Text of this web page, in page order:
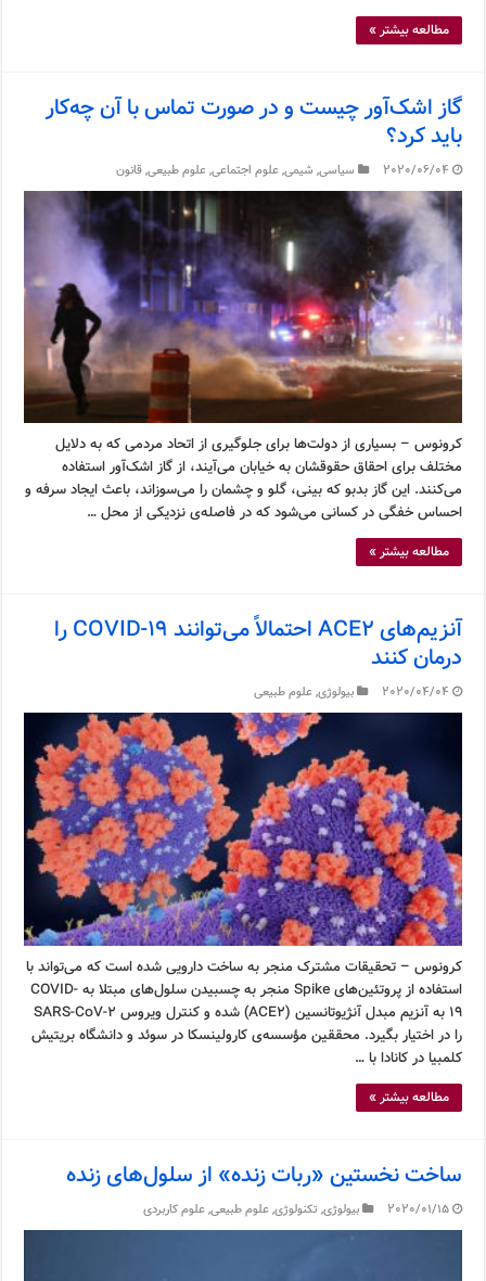
مطالعه بیشتر »
گاز اشک‌آور چیست و در صورت تماس با آن چه‌کار
باید کرد؟
2020/06/04 سیاسی, شیمی,علوم اجتماعی,علوم طبیعی,قانون
کرونوس – بسیاری از دولت‌ها برای جلوگیری از اتحاد مردمی که به دلایل
مختلف برای احقاق حقوقشان به خیابان می‌آیند، از گاز اشک‌آور استفاده
می‌کنند. این گاز بدبو که بینی، گلو و چشمان را می‌سوزاند، باعث ایجاد سرفه و
احساس خفگی در کسانی می‌شود که در فاصله‌ی نزدیکی از محل …
مطالعه بیشتر »
آنزیم‌های ACE2 احتمالاً می‌توانند COVID-19 را
درمان کنند
2020/04/04 بیولوژی,علوم طبیعی
کرونوس – تحقیقات مشترک منجر به ساخت دارویی شده است که می‌تواند با
استفاده از پروتئین‌های Spike منجر به چسبیدن سلول‌های مبتلا به COVID-
19 به آنزیم مبدل آنژیوتانسین (ACE2) شده و کنترل ویروس SARS-CoV-2
را در اختیار بگیرد. محققین مؤسسه‌ی کارولینسکا در سوئد و دانشگاه بریتیش
کلمبیا در کانادا با …
مطالعه بیشتر »
ساخت نخستین «ربات زنده» از سلول‌های زنده
2020/01/15 بیولوژی, تکنولوژی,علوم طبیعی,علوم کاربردی